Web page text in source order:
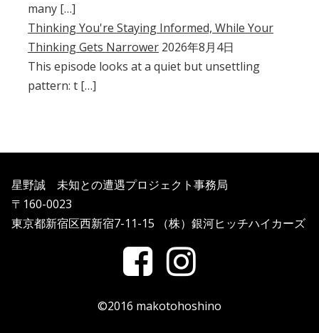
many […]
Thinking You're Staying Informed, While Your
Thinking Gets Narrower 2026年8月4日
This episode looks at a quiet but unsettling
pattern: t […]
星野誠 未知との遭遇プロジェクト事務局
〒160-0023
東京都新宿区西新宿7-11-15 （株）銀河ヒッチハイカーズ
©2016 makotohoshino